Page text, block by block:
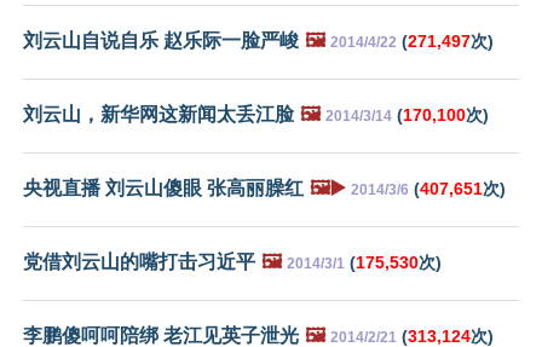
刘云山自说自乐 赵乐际一脸严峻 🖼️ 2014/4/22 (271,497次)
刘云山，新华网这新闻太丢江脸 🖼️ 2014/3/14 (170,100次)
央视直播 刘云山傻眼 张高丽臊红 🖼️▶️ 2014/3/6 (407,651次)
党借刘云山的嘴打击习近平 🖼️ 2014/3/1 (175,530次)
李鹏傻呵呵陪绑 老江见英子泄光 🖼️ 2014/2/21 (313,124次)